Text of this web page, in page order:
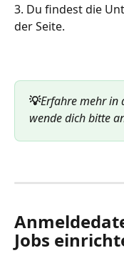
3. Du findest die
der Seite.
💡Erfahre mehr in
wende dich bitte
Jobs